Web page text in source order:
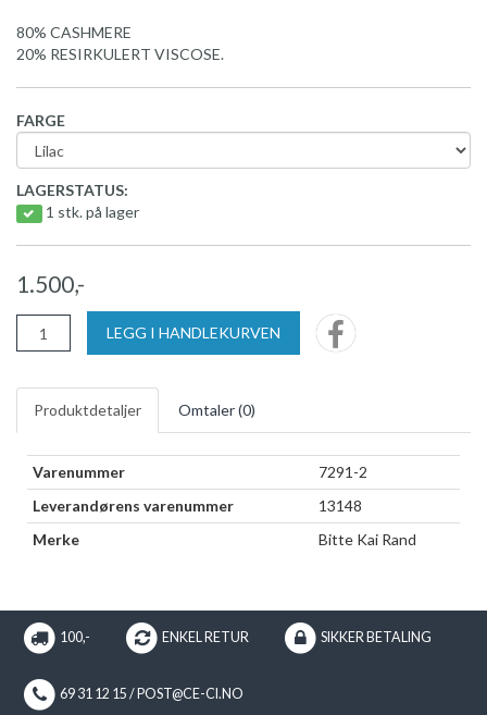
80% CASHMERE
20% RESIRKULERT VISCOSE.
FARGE
LAGERSTATUS:
1 stk. på lager
1.500,-
LEGG I HANDLEKURVEN
Produktdetaljer Omtaler (0)
Varenummer
7291-2
Leverandørens varenummer
13148
Merke
Bitte Kai Rand
100,- ENKEL RETUR SIKKER BETALING
69 31 12 15 / POST@CE-CI.NO